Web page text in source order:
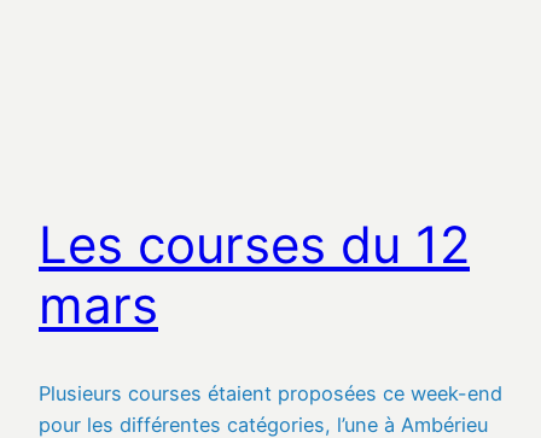
Les courses du 12
mars
Plusieurs courses étaient proposées ce week-end
pour les différentes catégories, l’une à Ambérieu